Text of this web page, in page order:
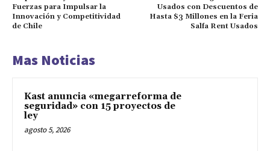
Fuerzas para Impulsar la
Innovación y Competitividad
de Chile
Usados con Descuentos de
Hasta $3 Millones en la Feria
Salfa Rent Usados
Mas Noticias
Kast anuncia «megarreforma de
seguridad» con 15 proyectos de
ley
agosto 5, 2026